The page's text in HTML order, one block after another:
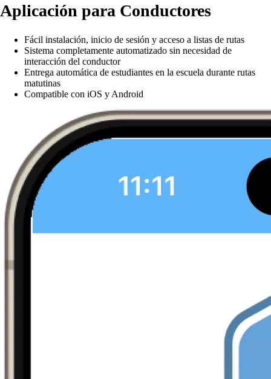
Aplicación para Conductores
Fácil instalación, inicio de sesión y acceso a listas de rutas
Sistema completamente automatizado sin necesidad de
interacción del conductor
Entrega automática de estudiantes en la escuela durante rutas
matutinas
Compatible con iOS y Android